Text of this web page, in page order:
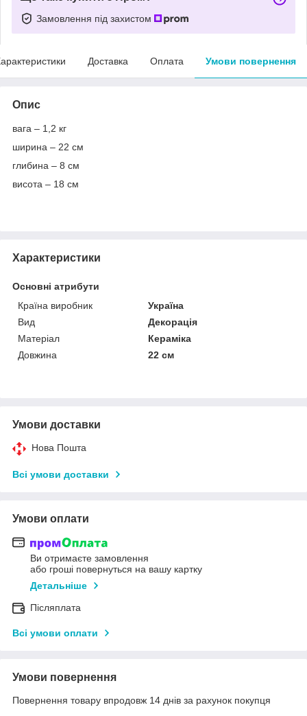
Замовлення під захистом
Доставка Оплата Умови повернення
Опис
вага – 1,2 кг
ширина – 22 см
глибина – 8 см
висота – 18 см
Характеристики
Основні атрибути
Країна виробник
Україна
Вид
Декорація
Матеріал
Кераміка
Довжина
22 см
Умови доставки
Нова Пошта
Всі умови доставки
Умови оплати
Ви отримаєте замовлення
або гроші повернуться на вашу картку
Детальніше
Післяплата
Всі умови оплати
Умови повернення
Повернення товару впродовж 14 днів за рахунок покупця